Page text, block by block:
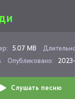
5.07 MB
Опубликовано:
Слушать песню